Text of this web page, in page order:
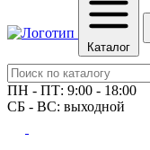
Каталог
ПН - ПТ: 9:00 - 18:00
СБ - ВС: выходной